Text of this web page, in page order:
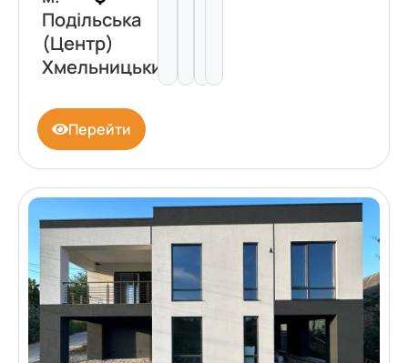
Подільська
(Центр)
Хмельницький
Перейти